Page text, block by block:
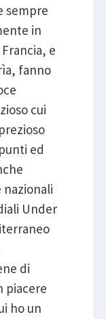
sempre
in
e
fanno
cui
ed
Under
di
piacere
ho un